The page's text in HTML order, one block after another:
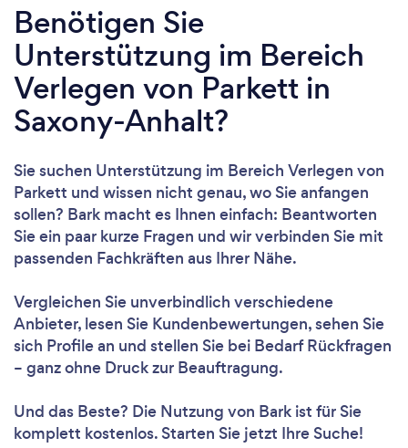
Benötigen Sie
Unterstützung im Bereich
Verlegen von Parkett in
Saxony-Anhalt?
Sie suchen Unterstützung im Bereich Verlegen von
Parkett und wissen nicht genau, wo Sie anfangen
sollen? Bark macht es Ihnen einfach: Beantworten
Sie ein paar kurze Fragen und wir verbinden Sie mit
passenden Fachkräften aus Ihrer Nähe.
Vergleichen Sie unverbindlich verschiedene
Anbieter, lesen Sie Kundenbewertungen, sehen Sie
sich Profile an und stellen Sie bei Bedarf Rückfragen
– ganz ohne Druck zur Beauftragung.
Und das Beste? Die Nutzung von Bark ist für Sie
komplett kostenlos. Starten Sie jetzt Ihre Suche!